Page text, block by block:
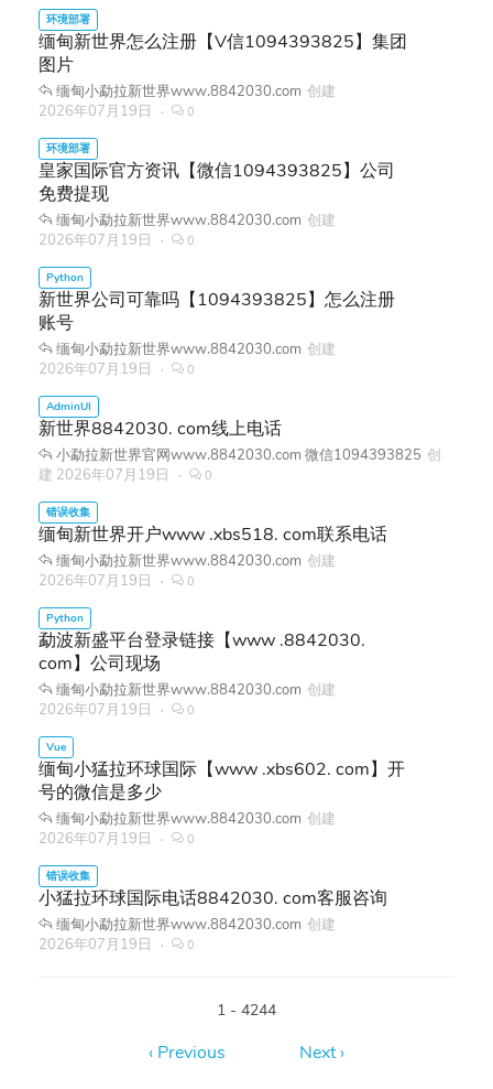
缅甸新世界怎么注册【V信1094393825】集团
图片
缅甸小勐拉新世界www.8842030.com 创建
2026年07月19日
0
皇家国际官方资讯【微信1094393825】公司
免费提现
缅甸小勐拉新世界www.8842030.com 创建
2026年07月19日
0
新世界公司可靠吗【1094393825】怎么注册
账号
缅甸小勐拉新世界www.8842030.com 创建
2026年07月19日
0
新世界8842030. com线上电话
小勐拉新世界官网www.8842030.com 微信1094393825 创
建 2026年07月19日 0
缅甸新世界开户www .xbs518. com联系电话
缅甸小勐拉新世界www.8842030.com 创建
2026年07月19日
0
勐波新盛平台登录链接【www .8842030.
com】公司现场
缅甸小勐拉新世界www.8842030.com 创建
2026年07月19日
0
缅甸小猛拉环球国际【www .xbs602. com】开
号的微信是多少
缅甸小勐拉新世界www.8842030.com 创建
2026年07月19日
0
小猛拉环球国际电话8842030. com客服咨询
缅甸小勐拉新世界www.8842030.com 创建
2026年07月19日
0
1 - 4244